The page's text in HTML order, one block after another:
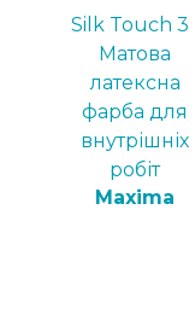
Silk Touch 3 |
Матова
латексна
фарба для
внутрішніх
робіт
Maxima